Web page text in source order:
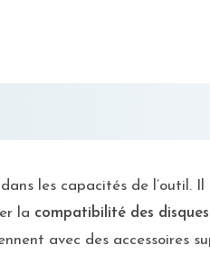
les capacités de l’outil.
la compatibilité des disques
avec des accessoires